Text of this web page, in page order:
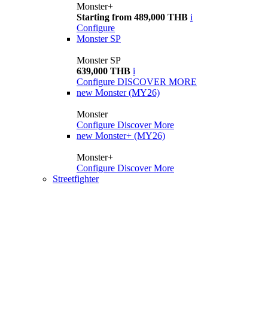
Monster+
Starting from 489,000 THB i
Configure
Monster SP
Monster SP
639,000 THB i
Configure DISCOVER MORE
new Monster (MY26)
Monster
Configure Discover More
new Monster+ (MY26)
Monster+
Configure Discover More
Streetfighter